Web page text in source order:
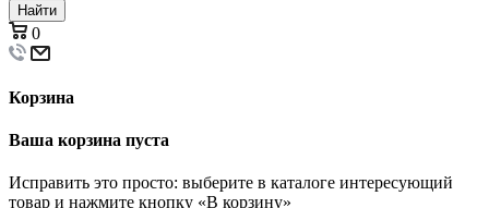
Найти
0
Корзина
Ваша корзина пуста
Исправить это просто: выберите в каталоге интересующий
товар и нажмите кнопку «В корзину»